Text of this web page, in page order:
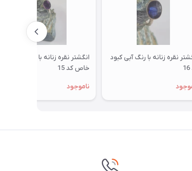
نقره زنانه با رنگ آبی کبود
خاص کد 15
ناموجود